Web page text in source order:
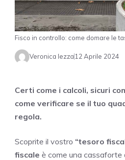
Fisco in controllo: come domare le
Veronica Iezza 12 Aprile 2024
Certi come i calcoli, sicuri
come verificare se il tuo
regola.
Scoprite il vostro “tesoro
fiscale è come una cassaforte